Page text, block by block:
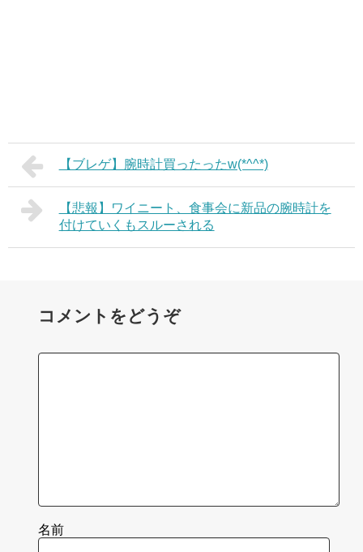
【ブレゲ】腕時計買ったったw(*^^*)
【悲報】ワイニート、食事会に新品の腕時計を
付けていくもスルーされる
コメントをどうぞ
名前